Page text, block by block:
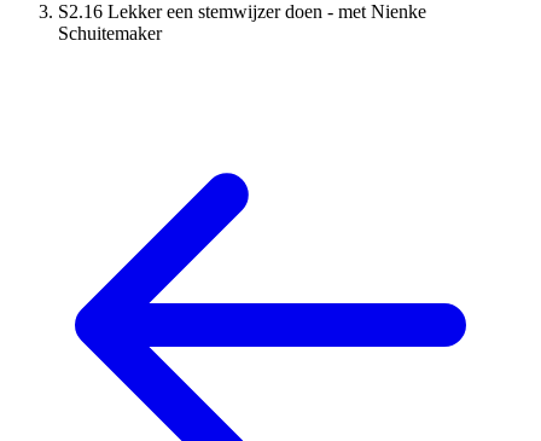
S2.16 Lekker een stemwijzer doen - met Nienke
Schuitemaker